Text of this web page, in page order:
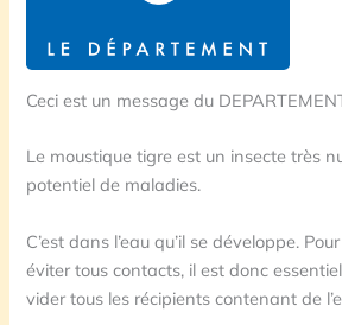
Ceci est un message du
Le moustique tigre est un insecte très
potentiel de maladies.
C’est dans l’eau qu’il se développe.
éviter tous contacts, il est donc
vider tous les récipients contenant de